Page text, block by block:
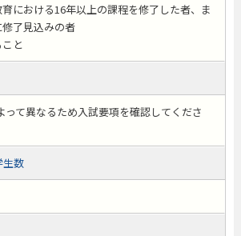
における16年以上の課程を修了した者、ま
了見込みの者
と
って異なるため入試要項を確認してくださ
生数